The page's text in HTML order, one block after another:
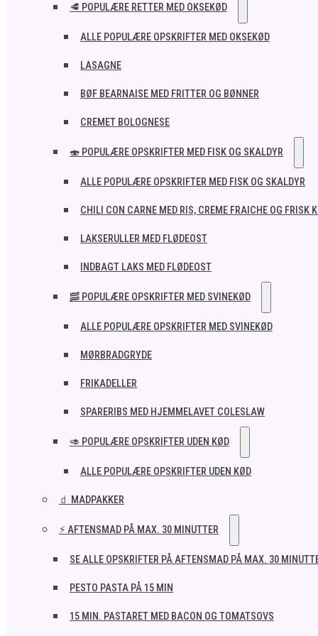
🥩 POPULÆRE RETTER MED OKSEKØD
ALLE POPULÆRE OPSKRIFTER MED OKSEKØD
LASAGNE
BØF BEARNAISE MED FRITTER OG BØNNER
CREMET BOLOGNESE
🍣 POPULÆRE OPSKRIFTER MED FISK OG SKALDYR
ALLE POPULÆRE OPSKRIFTER MED FISK OG SKALDYR
CHILI CON CARNE MED RIS, CREME FRAICHE OG FRISK
LAKSERULLER MED FLØDEOST
INDBAGT LAKS MED FLØDEOST
🥓 POPULÆRE OPSKRIFTER MED SVINEKØD
ALLE POPULÆRE OPSKRIFTER MED SVINEKØD
MØRBRADGRYDE
FRIKADELLER
SPARERIBS MED HJEMMELAVET COLESLAW
🥑 POPULÆRE OPSKRIFTER UDEN KØD
ALLE POPULÆRE OPSKRIFTER UDEN KØD
🧃 MADPAKKER
⚡ AFTENSMAD PÅ MAX. 30 MINUTTER
SE ALLE OPSKRIFTER PÅ AFTENSMAD PÅ MAX. 30
PESTO PASTA PÅ 15 MIN
15 MIN. PASTARET MED BACON OG TOMATSOVS